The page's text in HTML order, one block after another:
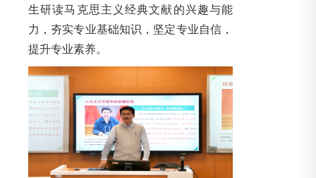
生研读马克思主义经典文献的兴趣与能
力，夯实专业基础知识，坚定专业自信，
提升专业素养。